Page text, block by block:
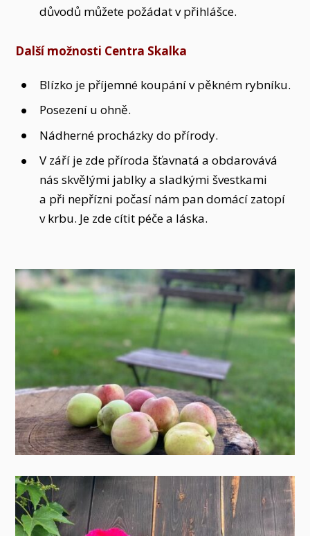
důvodů můžete požádat v přihlášce.
Další možnosti Centra Skalka
Blízko je příjemné koupání v pěkném rybníku.
Posezení u ohně.
Nádherné procházky do přírody.
V září je zde příroda šťavnatá a obdarovává
nás skvělými jablky a sladkými švestkami
a při nepřízni počasí nám pan domácí zatopí
v krbu. Je zde cítit péče a láska.